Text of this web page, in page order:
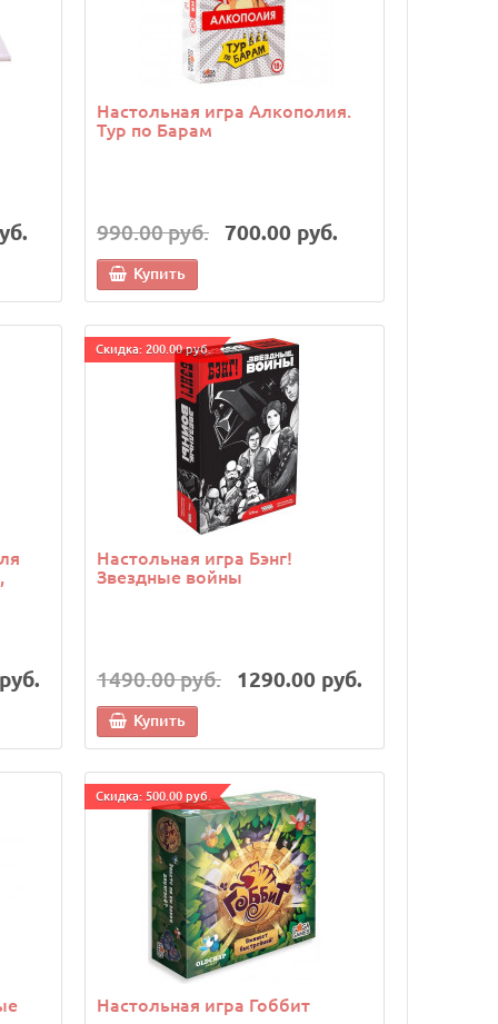
Настольная игра Алкополия.
Тур по Барам
990.00 руб. 700.00 руб.
Купить
Cкидка: 200.00 руб.
Настольная игра Бэнг!
Звездные войны
1490.00 руб. 1290.00 руб.
Купить
Cкидка: 500.00 руб.
Настольная игра Гоббит